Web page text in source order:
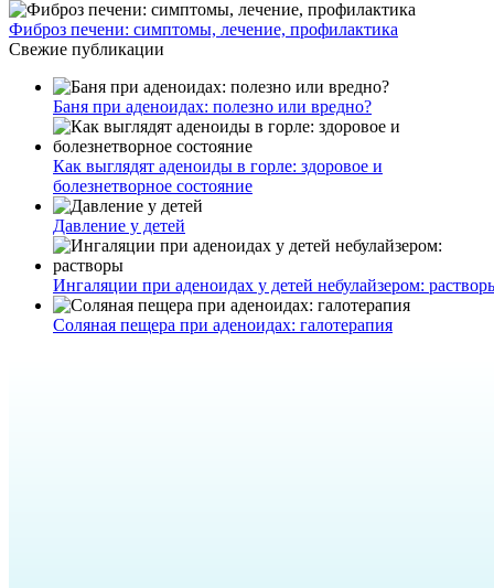
Фиброз печени: симптомы, лечение, профилактика
Свежие публикации
Баня при аденоидах: полезно или вредно?
Как выглядят аденоиды в горле: здоровое и
болезнетворное состояние
Давление у детей
Ингаляции при аденоидах у детей небулайзером:
Соляная пещера при аденоидах: галотерапия